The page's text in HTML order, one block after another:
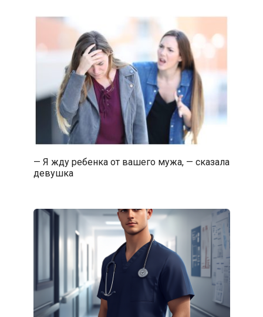
— Я жду ребенка от вашего мужа, — сказала
девушка